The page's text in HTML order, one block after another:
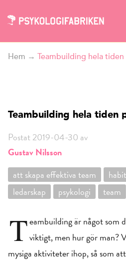
Hem → Teambuilding hela tiden
Teambuilding hela tiden
Postat 2019-04-30 av
Gustav Nilsson
att skapa effektiva team
ledarskap
psykologi team
Teambuilding är något som
viktigt, men hur gör man?
mysiga aktiviteter ihop, så som